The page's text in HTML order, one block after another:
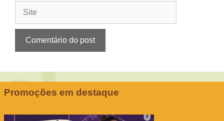
Promoções em destaque